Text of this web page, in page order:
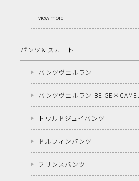
view more
パンツ＆スカート
パンツヴェルラン
パンツヴェルラン BEIGE×CAMEL
トワルドジュイパンツ
ドルフィンパンツ
プリンスパンツ